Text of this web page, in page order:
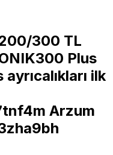
300 TL
Plus
ilk
Arzum